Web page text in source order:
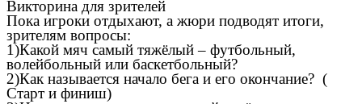
Викторина для зрителей
Пока игроки отдыхают, а жюри подводят итоги,
зрителям вопросы:
1)Какой мяч самый тяжёлый – футбольный,
волейбольный или баскетбольный?
2)Как называется начало бега и его окончание? (
Старт и финиш)